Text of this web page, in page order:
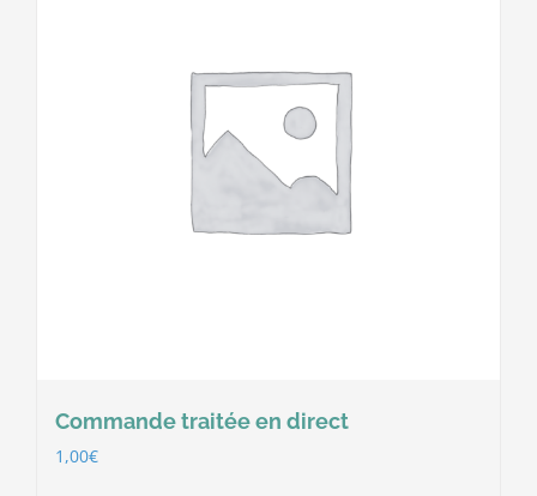
Commande traitée en direct
1,00€